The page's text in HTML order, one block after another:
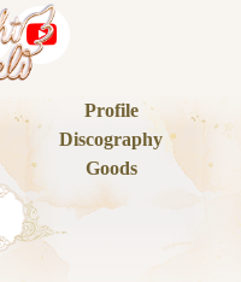
Profile
Discography
Goods